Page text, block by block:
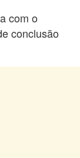
com o
conclusão